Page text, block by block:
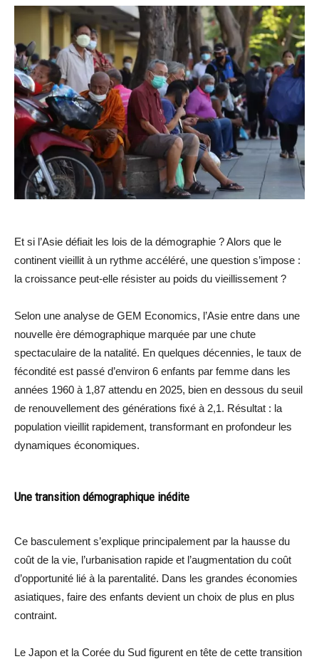
Et si l’Asie défiait les lois de la démographie ? Alors que le
continent vieillit à un rythme accéléré, une question s’impose :
la croissance peut-elle résister au poids du vieillissement ?
Selon une analyse de GEM Economics, l’Asie entre dans une
nouvelle ère démographique marquée par une chute
spectaculaire de la natalité. En quelques décennies, le taux de
fécondité est passé d’environ 6 enfants par femme dans les
années 1960 à 1,87 attendu en 2025, bien en dessous du seuil
de renouvellement des générations fixé à 2,1. Résultat : la
population vieillit rapidement, transformant en profondeur les
dynamiques économiques.
Une transition démographique inédite
Ce basculement s’explique principalement par la hausse du
coût de la vie, l’urbanisation rapide et l’augmentation du coût
d’opportunité lié à la parentalité. Dans les grandes économies
asiatiques, faire des enfants devient un choix de plus en plus
contraint.
Le Japon et la Corée du Sud figurent en tête de cette transition